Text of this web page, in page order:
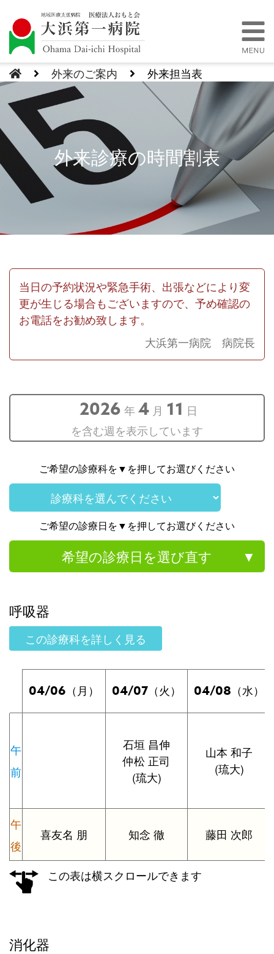
外来のご案内 外来担当表
外来診療の時間割表
当日の予約状況や緊急手術、出張などにより変
更が生じる場合もございますので、予め確認の
お電話をお勧め致します。
大浜第一病院 病院長
2026 年4 月 11 日
を含む週を表示しています
ご希望の診療科を▼を押してお選びください
ご希望の診療日を▼を押してお選びください
希望の診療日を選び直す
呼吸器
この診療科を詳しく見る
04/06 （月） 04/07 （火） 04/08 （水）
午
前
石垣 昌伸
仲松 正司
(琉大)
山本 和子
(琉大)
午
後
喜友名 朋 知念 徹 藤田 次郎
この表は横スクロールできます
消化器